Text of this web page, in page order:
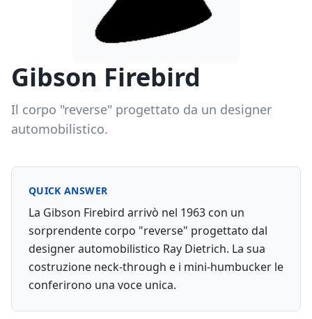
Gibson Firebird
Il corpo "reverse" progettato da un designer
automobilistico.
QUICK ANSWER
La Gibson Firebird arrivò nel 1963 con un
sorprendente corpo "reverse" progettato dal
designer automobilistico Ray Dietrich. La sua
costruzione neck-through e i mini-humbucker le
conferirono una voce unica.